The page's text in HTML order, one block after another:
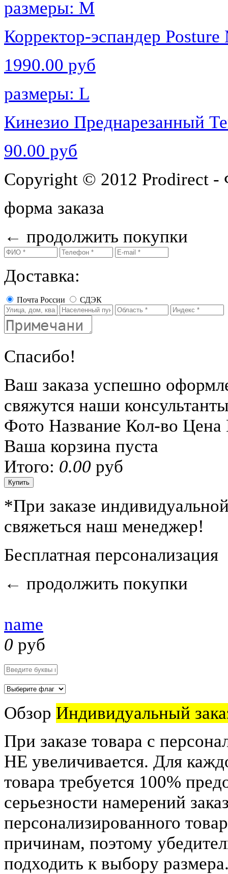
размеры: M
Корректор-эспандер
1990.00 руб
размеры: L
Кинезио Преднарезанный
90.00 руб
Copyright © 2012 Prodirect -
форма заказа
← продолжить покупки
Доставка:
Почта России СДЭК
Спасибо!
Ваш заказа успешно
свяжутся наши
Фото Название Кол-во Цена
Ваша корзина пуста
Итого: 0.00 руб
*При заказе
свяжеться наш менеджер!
Бесплатная персонализация
← продолжить покупки
name
0 руб
Обзор Индивидуальный
При заказе товара с
НЕ увеличивается. Для
товара требуется 100%
серьезности намерений
персонализированного
причинам, поэтому
подходить к выбору